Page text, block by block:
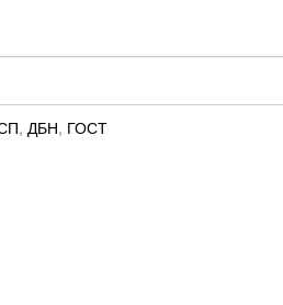
, ДБН, ГОСТ